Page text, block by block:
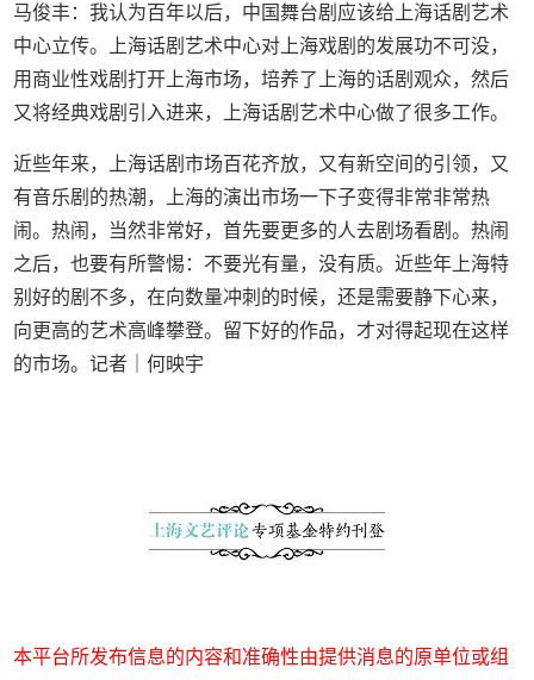
马俊丰：我认为百年以后，中国舞台剧应该给上海话剧艺术
中心立传。上海话剧艺术中心对上海戏剧的发展功不可没，
用商业性戏剧打开上海市场，培养了上海的话剧观众，然后
又将经典戏剧引入进来，上海话剧艺术中心做了很多工作。
近些年来，上海话剧市场百花齐放，又有新空间的引领，又
有音乐剧的热潮，上海的演出市场一下子变得非常非常热
闹。热闹，当然非常好，首先要更多的人去剧场看剧。热闹
之后，也要有所警惕：不要光有量，没有质。近些年上海特
别好的剧不多，在向数量冲刺的时候，还是需要静下心来，
向更高的艺术高峰攀登。留下好的作品，才对得起现在这样
的市场。记者｜何映宇
本平台所发布信息的内容和准确性由提供消息的原单位或组